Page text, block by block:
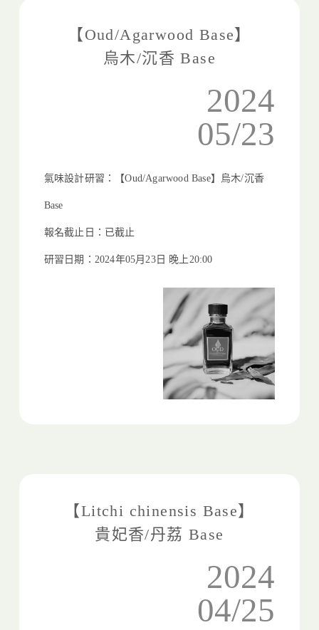
【Oud/Agarwood Base】
烏木/沉香 Base
2024
05/23
氣味設計研習：【Oud/Agarwood Base】烏木/沉香
Base
報名截止日：已截止
研習日期：2024年05月23日 晚上20:00
【Litchi chinensis Base】
貴妃香/丹荔 Base
2024
04/25